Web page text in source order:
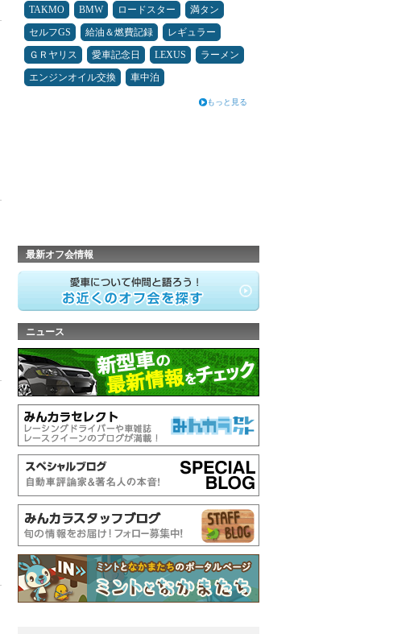
TAKMO BMW ロードスター
満タン
セルフGS
給油＆燃費記録
レギュラー
ＧＲヤリス
愛車記念日 LEXUS
ラーメン
エンジンオイル交換
車中泊
もっと見る
最新オフ会情報
ニュース